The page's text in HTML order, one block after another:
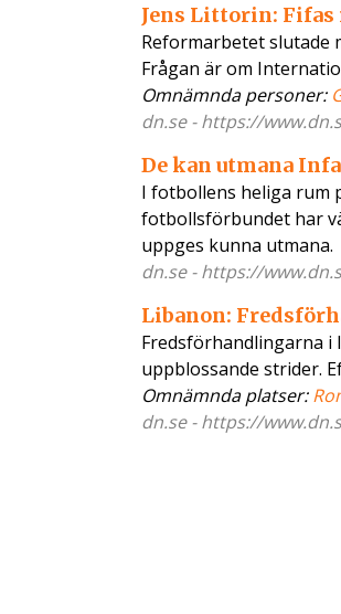
Jens Littorin:
Reformarbetet slutade
Frågan är om
Omnämnda personer:
dn.se - https://
De kan utmana
I fotbollens heliga rum
fotbollsförbundet har
uppges kunna utmana.
dn.se - https://
Libanon:
Fredsförhandlingarna i
uppblossande strider.
Omnämnda platser:
dn.se - https://